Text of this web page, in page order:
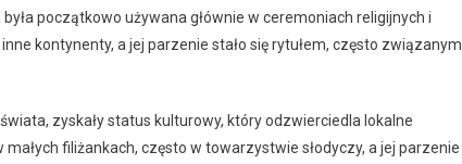
początkowo używana głównie w ceremoniach religijnych i
kontynenty, a jej parzenie stało się rytułem, często związanym
zyskały status kulturowy, który odzwierciedla lokalne
filiżankach, często w towarzystwie słodyczy, a jej parzenie